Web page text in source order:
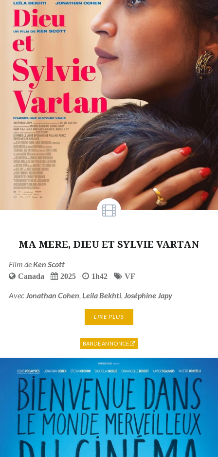
MA MERE, DIEU ET SYLVIE VARTAN
Film deKen Scott
Canada 2025 1h42 VF
AvecJonathan Cohen, Leila Bekhti, Joséphine Japy
LIRE PLUS
BANDE ANNONCE